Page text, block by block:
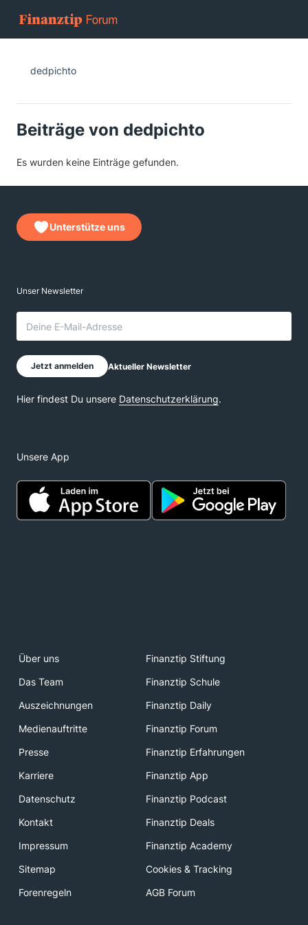
dedpichto
Beiträge von dedpichto
Es wurden keine Einträge gefunden.
Unterstütze uns
Unsere App
Über uns
Finanztip Stiftung
Das Team
Finanztip Schule
Auszeichnungen
Finanztip Daily
Medienauftritte
Finanztip Forum
Presse
Finanztip Erfahrungen
Karriere
Finanztip App
Datenschutz
Finanztip Podcast
Kontakt
Finanztip Deals
Impressum
Finanztip Academy
Sitemap
Cookies & Tracking
Forenregeln
AGB Forum